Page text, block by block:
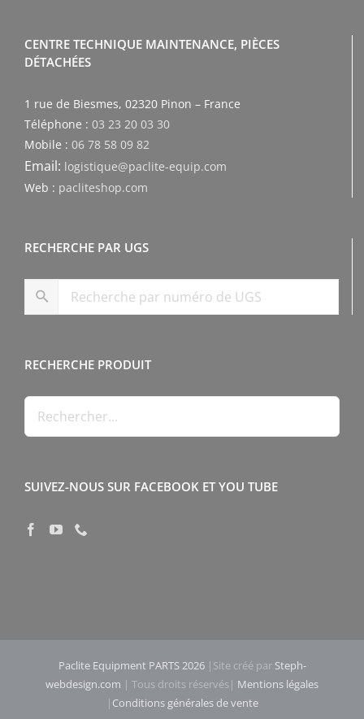
CENTRE TECHNIQUE MAINTENANCE, PIÈCES
DÉTACHÉES
1 rue de Biesmes, 02320 Pinon – France
Téléphone : 03 23 20 03 30
Mobile : 06 78 58 09 82
Email: logistique@paclite-equip.com
Web : pacliteshop.com
RECHERCHE PAR UGS
RECHERCHE PRODUIT
SUIVEZ-NOUS SUR FACEBOOK ET YOU TUBE
Paclite Equipment PARTS 2026|Site créé par Steph-
webdesign.com | Tous droits réservés| Mentions légales
| Conditions générales de vente